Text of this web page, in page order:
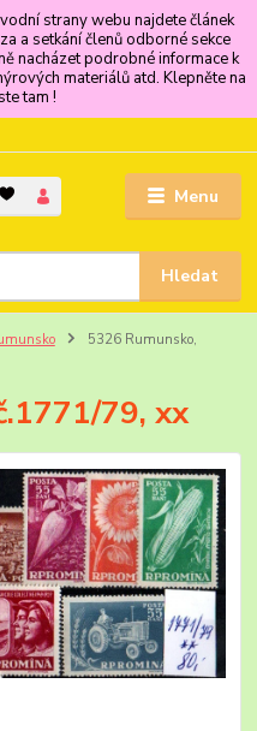
strany webu najdete článek
a setkání členů odborné sekce
nacházet podrobné informace k
materiálů atd. Klepněte na
tam !
Menu
Hledat
5326 Rumunsko,
79, xx